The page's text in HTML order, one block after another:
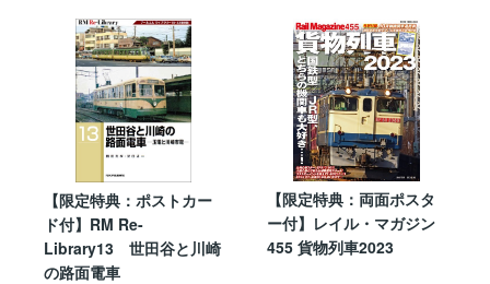
【限定特典：ポストカー
ド付】RM Re-
Library13 世田谷と川崎
の路面電車
【限定特典：両面ポスタ
ー付】レイル・マガジン
455 貨物列車2023